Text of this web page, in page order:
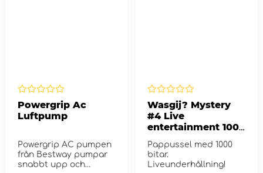
Powergrip Ac
Luftpump
Powergrip AC pumpen
från Bestway pumpar
snabbt upp och
Wasgij? Mystery
#4 Live
entertainment 1000
Bitar
Pappussel med 1000
bitar.
Liveunderhållning!